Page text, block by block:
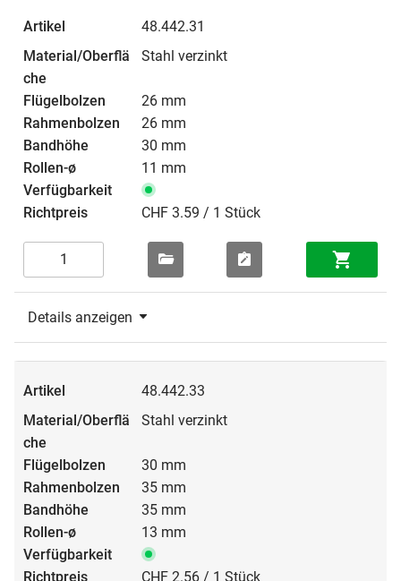
48.442.31
Stahl verzinkt
26 mm
26 mm
30 mm
11 mm
CHF 3.59 / 1 Stück
Details anzeigen
48.442.33
Stahl verzinkt
30 mm
35 mm
35 mm
13 mm
CHF 2.56 / 1 Stück